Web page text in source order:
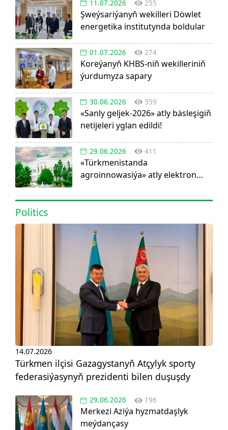
11.07.2026 255
Şweýsariýanyň wekilleri Döwlet
energetika institutynda boldular
01.07.2026 274
Koreýanyň KHBS-niň wekilleriniň
ýurdumyza sapary
30.06.2026 359
«Sanly geljek-2026» atly bäsleşigiň
netijeleri yglan edildi!
29.06.2026 411
«Türkmenistanda
agroinnowasiýa» atly elektron
Politics
14.07.2026
Türkmen ilçisi Gazagystanyň Atçylyk sporty
federasiýasynyň prezidenti bilen duşuşdy
29.06.2026 196
Merkezi Aziýa hyzmatdaşlyk
meýdançasy